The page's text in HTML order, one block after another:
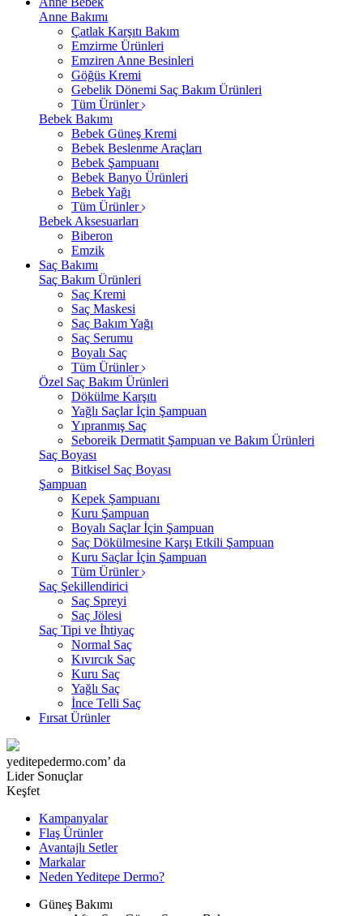
Anne Bakımı
Çatlak Karşıtı Bakım
Emzirme Ürünleri
Emziren Anne Besinleri
Göğüs Kremi
Gebelik Dönemi Saç Bakım Ürünleri
Tüm Ürünler
Bebek Bakımı
Bebek Güneş Kremi
Bebek Beslenme Araçları
Bebek Şampuanı
Bebek Banyo Ürünleri
Bebek Yağı
Tüm Ürünler
Bebek Aksesuarları
Biberon
Emzik
Saç Bakımı
Saç Bakım Ürünleri
Saç Kremi
Saç Maskesi
Saç Bakım Yağı
Saç Serumu
Boyalı Saç
Tüm Ürünler
Özel Saç Bakım Ürünleri
Dökülme Karşıtı
Yağlı Saçlar İçin Şampuan
Yıpranmış Saç
Seboreik Dermatit Şampuan ve Bakım Ürünleri
Saç Boyası
Bitkisel Saç Boyası
Şampuan
Kepek Şampuanı
Kuru Şampuan
Boyalı Saçlar İçin Şampuan
Saç Dökülmesine Karşı Etkili Şampuan
Kuru Saçlar İçin Şampuan
Tüm Ürünler
Saç Şekillendirici
Saç Spreyi
Saç Jölesi
Saç Tipi ve İhtiyaç
Normal Saç
Kıvırcık Saç
Kuru Saç
Yağlı Saç
İnce Telli Saç
Fırsat Ürünler
yeditepedermo.com’ da
Lider Sonuçlar
Keşfet
Kampanyalar
Flaş Ürünler
Avantajlı Setler
Markalar
Neden Yeditepe Dermo?
Güneş Bakımı